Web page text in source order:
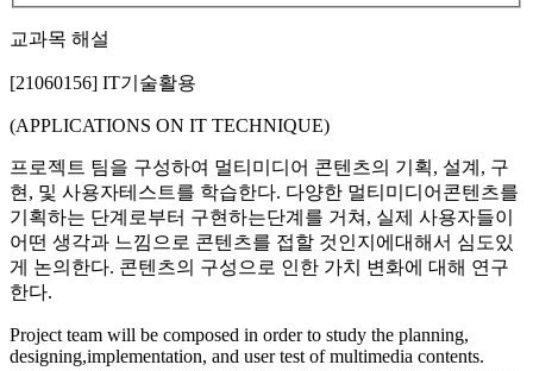
교과목 해설
[21060156] IT기술활용
(APPLICATIONS ON IT TECHNIQUE)
프로젝트 팀을 구성하여 멀티미디어 콘텐츠의 기획, 설계, 구
현, 및 사용자테스트를 학습한다. 다양한 멀티미디어콘텐츠를
기획하는 단계로부터 구현하는단계를 거쳐, 실제 사용자들이
어떤 생각과 느낌으로 콘텐츠를 접할 것인지에대해서 심도있
게 논의한다. 콘텐츠의 구성으로 인한 가치 변화에 대해 연구
한다.
Project team will be composed in order to study the planning,
designing,implementation, and user test of multimedia contents.